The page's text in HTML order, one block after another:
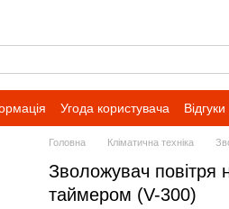
Угода користувача
Головна Кліматична техніка
Зволожувач повітря
таймером (V-300)